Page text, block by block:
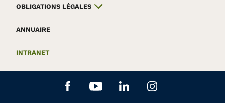
OBLIGATIONS LÉGALES
ANNUAIRE
INTRANET
Aller sur le réseau social
Aller sur le réseau social
Aller sur le réseau
Aller sur le